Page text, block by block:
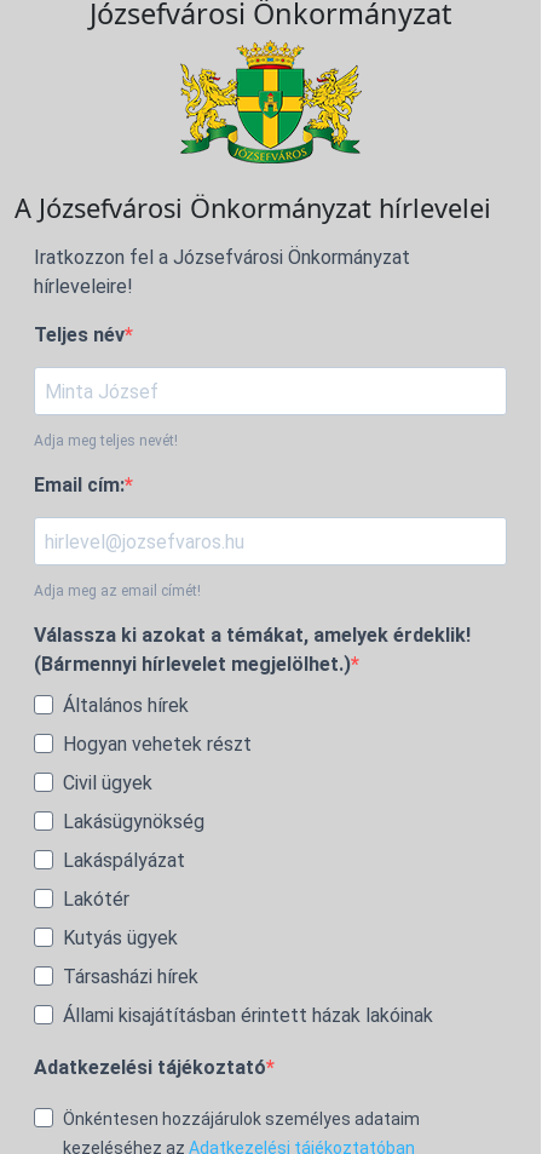
Józsefvárosi Önkormányzat
A Józsefvárosi Önkormányzat hírlevelei
Iratkozzon fel a Józsefvárosi Önkormányzat
hírleveleire!
Teljes név
Adja meg teljes nevét!
Email cím:
Adja meg az email címét!
Válassza ki azokat a témákat, amelyek érdeklik!
(Bármennyi hírlevelet megjelölhet.)
Általános hírek
Hogyan vehetek részt
Civil ügyek
Lakásügynökség
Lakáspályázat
Lakótér
Kutyás ügyek
Társasházi hírek
Állami kisajátításban érintett házak lakóinak
Adatkezelési tájékoztató
Önkéntesen hozzájárulok személyes adataim
kezeléséhez az Adatkezelési tájékoztatóban